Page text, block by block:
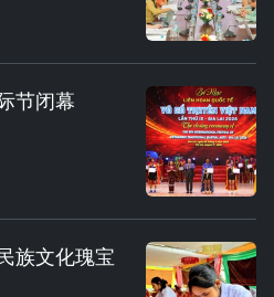
节闭幕
族文化瑰宝